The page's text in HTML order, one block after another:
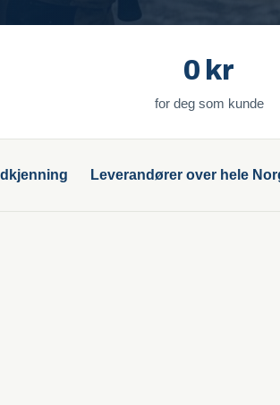
0 kr
for deg som kunde
Leverandører over hele